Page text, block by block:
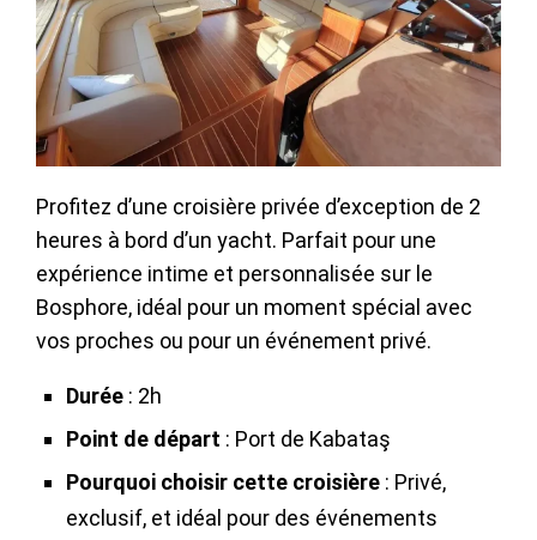
Profitez d’une croisière privée d’exception de 2
heures à bord d’un yacht. Parfait pour une
expérience intime et personnalisée sur le
Bosphore, idéal pour un moment spécial avec
vos proches ou pour un événement privé.
Durée : 2h
Point de départ : Port de Kabataş
Pourquoi choisir cette croisière : Privé,
exclusif, et idéal pour des événements